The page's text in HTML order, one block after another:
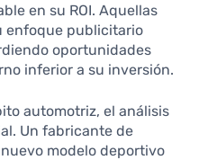
en su ROI. Aquellas
enfoque publicitario
oportunidades
inferior a su inversión.
automotriz, el análisis
Un fabricante de
modelo deportivo